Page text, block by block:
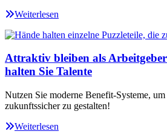
Weiterlesen
Attraktiv bleiben als
halten Sie Talente
Nutzen Sie moderne Benefit-Systeme,
zukunftssicher zu gestalten!
Weiterlesen